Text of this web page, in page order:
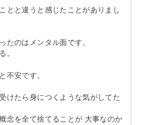
とと違うと感じたことがありまし
たのはメンタル面です。
。
不安です。
けたら身につくような気がしてた
念を全て捨てることが 大事なのか